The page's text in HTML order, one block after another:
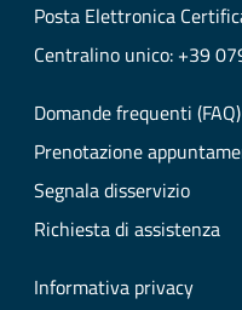
Posta Elettronica
Centralino unico: +39
Domande frequenti (FAQ)
Prenotazione
Segnala disservizio
Richiesta di assistenza
Informativa privacy